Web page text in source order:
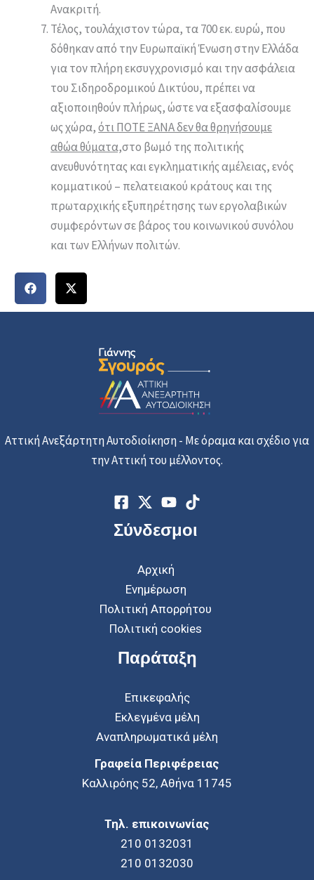
Ανακριτή.
Τέλος, τουλάχιστον τώρα, τα 700 εκ. ευρώ, που
δόθηκαν από την Ευρωπαϊκή Ένωση στην Ελλάδα
για τον πλήρη εκσυγχρονισμό και την ασφάλεια
του Σιδηροδρομικού Δικτύου, πρέπει να
αξιοποιηθούν πλήρως, ώστε να εξασφαλίσουμε
ως χώρα,ότι ΠΟΤΕ ΞΑΝΑ δεν θα θρηνήσουμε
αθώα θύματα,στο βωμό της πολιτικής
ανευθυνότητας και εγκληματικής αμέλειας, ενός
κομματικού – πελατειακού κράτους και της
πρωταρχικής εξυπηρέτησης των εργολαβικών
συμφερόντων σε βάρος του κοινωνικού συνόλου
και των Ελλήνων πολιτών.
Αττική Ανεξάρτητη Αυτοδιοίκηση - Με όραμα και σχέδιο για
την Αττική του μέλλοντος.
Σύνδεσμοι
Αρχική
Ενημέρωση
Πολιτική Απορρήτου
Πολιτική cookies
Παράταξη
Επικεφαλής
Εκλεγμένα μέλη
Αναπληρωματικά μέλη
Γραφεία Περιφέρειας
Καλλιρόης 52, Αθήνα 11745
Τηλ. επικοινωνίας
210 0132031
210 0132030